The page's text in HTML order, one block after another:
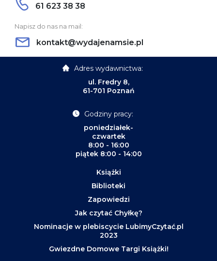
61 623 38 38
Napisz do nas na mail:
kontakt@wydajenamsie.pl
Adres wydawnictwa:
ul. Fredry 8,
61-701 Poznań
Godziny pracy:
poniedziałek-
czwartek
8:00 - 16:00
piątek 8:00 - 14:00
Książki
Biblioteki
Zapowiedzi
Jak czytać Chyłkę?
Nominacje w plebiscycie LubimyCzytać.pl
2023
Gwiezdne Domowe Targi Książki!